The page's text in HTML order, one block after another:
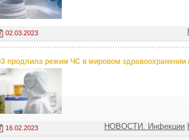
02.03.2023
продлила режим ЧС в мировом здравоохранении
16.02.2023 НОВОСТИ. Инфекции